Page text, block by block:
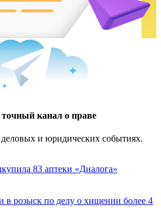
канал о праве
и юридических событиях.
83 аптеки «Диалога»
в розыск по делу о хищении более 4